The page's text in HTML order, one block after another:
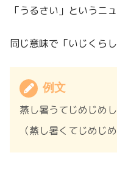
「うるさい」というニ
同じ意味で「いじくら
例文
蒸し暑うてじめじめ
（蒸し暑くてじめじ